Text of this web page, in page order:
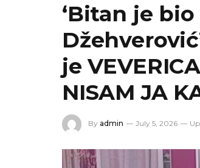
‘Bitan je
je
NISAM JA
By admin July 5, 2026